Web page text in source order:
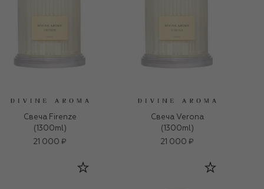
Свеча Firenze
(1300ml)
21 000 ₽
Свеча Verona
(1300ml)
21 000 ₽